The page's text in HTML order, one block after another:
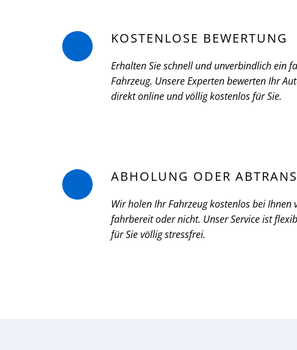
KOSTENLOSE BEWERTUNG
Erhalten Sie schnell und unverbindlich ein
Fahrzeug. Unsere Experten bewerten Ihr
direkt online und völlig kostenlos für Sie.
ABHOLUNG ODER
Wir holen Ihr Fahrzeug kostenlos bei Ihnen
fahrbereit oder nicht. Unser Service ist
für Sie völlig stressfrei.